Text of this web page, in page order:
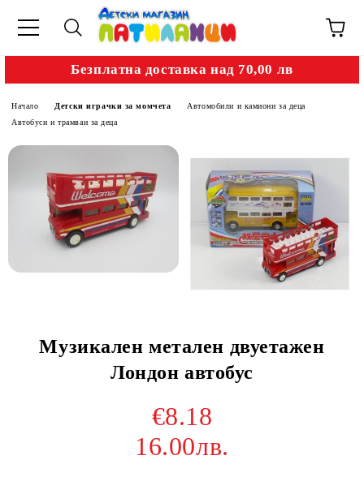
Безплатна доставка над 70,00 лв
Начало Детски играчки за момчета
Автомобили и камиони за деца
Автобуси и трамваи за деца
Музикален метален двуетажен
Лондон автобус
€8.18
16.00лв.